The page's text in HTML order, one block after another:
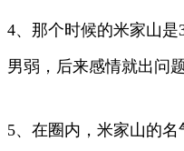
4、那个时候的米家山
男弱，后来感情就出问
5、在圈内，米家山的